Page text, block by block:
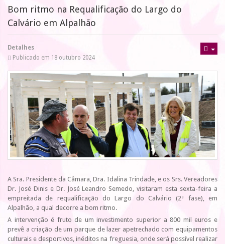
Bom ritmo na Requalificação do Largo do
Calvário em Alpalhão
Detalhes
Publicado em 18 outubro 2024
A Sra. Presidente da Câmara, Dra. Idalina Trindade, e os Srs. Vereadores
Dr. José Dinis e Dr. José Leandro Semedo, visitaram esta sexta-feira a
empreitada de requalificação do Largo do Calvário (2ª fase), em
Alpalhão, a qual decorre a bom ritmo.
A intervenção é fruto de um investimento superior a 800 mil euros e
prevê a criação de um parque de lazer apetrechado com equipamentos
culturais e desportivos, inéditos na freguesia, onde será possível realizar